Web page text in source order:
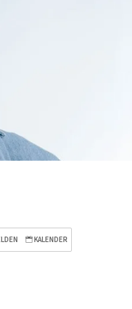
KALENDER